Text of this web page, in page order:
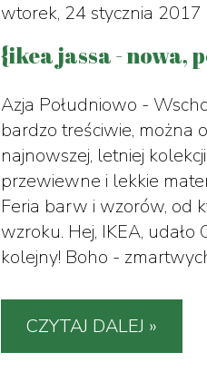
wtorek, 24 stycznia 2017
{ikea jassa - nowa,
Azja Południowo -
bardzo treściwie, można
najnowszej, letniej
przewiewne i lekkie
Feria barw i wzorów, od
wzroku. Hej, IKEA, udało
kolejny! Boho -
CZYTAJ DALEJ »